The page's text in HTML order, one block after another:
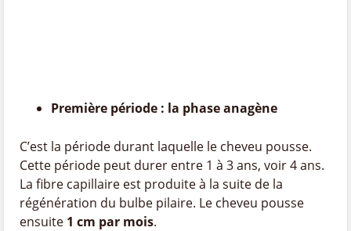
Première période : la phase anagène
C’est la période durant laquelle le cheveu pousse.
Cette période peut durer entre 1 à 3 ans, voir 4 ans.
La fibre capillaire est produite à la suite de la
régénération du bulbe pilaire. Le cheveu pousse
ensuite 1 cm par mois.